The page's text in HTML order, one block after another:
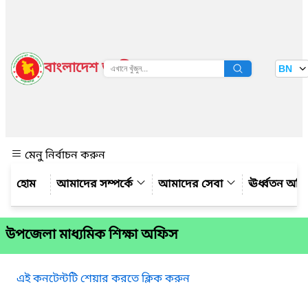
বাংলাদেশ জাতীয় তথ্য বাতায়ন BN
মেনু নির্বাচন করুন
আমাদের সম্পর্কে
আমাদের সেবা ঊর্ধ্বতন
উপজেলা মাধ্যমিক শিক্ষা অফিস
এই কনটেন্টটি শেয়ার করতে ক্লিক করুন